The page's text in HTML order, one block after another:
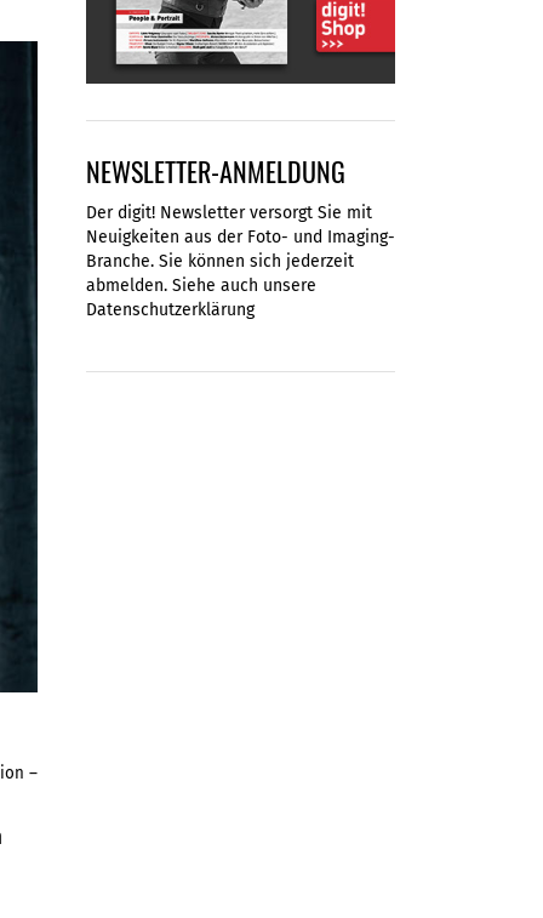
–
NEWSLETTER-ANMELDUNG
Der digit! Newsletter versorgt Sie mit
Neuigkeiten aus der Foto- und Imaging-
Branche. Sie können sich jederzeit
abmelden. Siehe auch unsere
Datenschutzerklärung